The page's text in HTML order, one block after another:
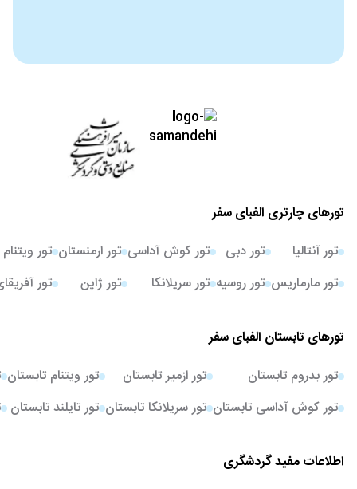
تورهای چارتری الفبای سفر
تور آنتالیا
تور مارماریس
تور دبی
تور روسیه
تور کوش آداسی
تور سریلانکا
تور ارمنستان
تور ژاپن
تور ویتنام
تور
تورهای تابستان الفبای سفر
تور بدروم تابستان
تور کوش آداسی تابستان
تور ازمیر تابستان
تور سریلانکا تابستان
تور ویتنام تابستان
تور تایلند تابستان
اطلاعات مفید گردشگری